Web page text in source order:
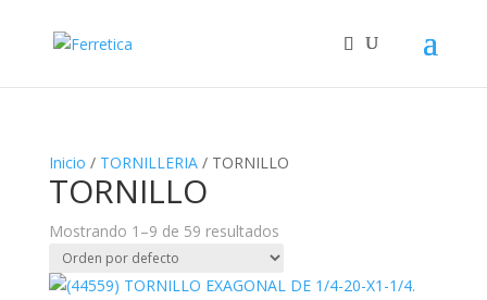
Inicio / TORNILLERIA/ TORNILLO
TORNILLO
Mostrando 1–9 de 59 resultados